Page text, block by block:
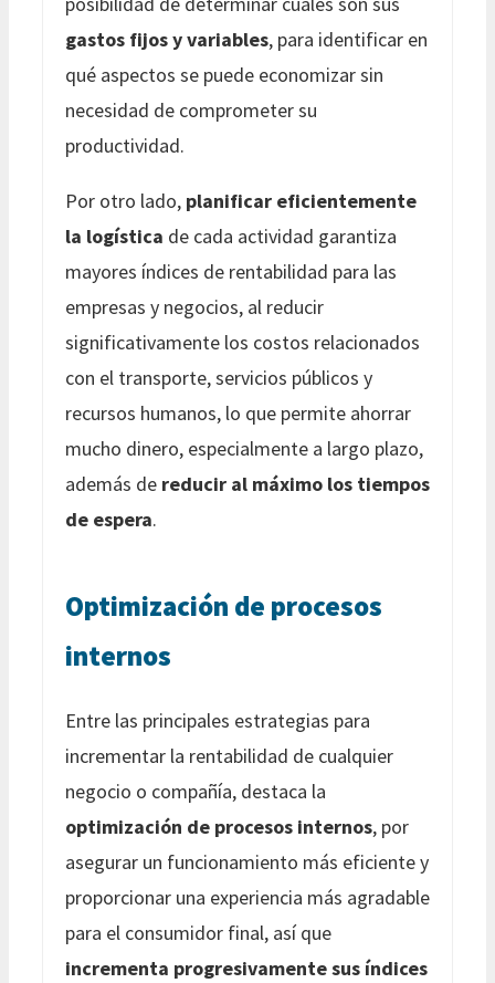
gastos fijos y variables, para identificar en
qué aspectos se puede economizar sin
necesidad de comprometer su
productividad.
Por otro lado, planificar eficientemente
la logística de cada actividad garantiza
mayores índices de rentabilidad para las
empresas y negocios, al reducir
significativamente los costos relacionados
con el transporte, servicios públicos y
recursos humanos, lo que permite ahorrar
mucho dinero, especialmente a largo plazo,
además de reducir al máximo los tiempos
de espera.
Optimización de procesos
internos
Entre las principales estrategias para
incrementar la rentabilidad de cualquier
negocio o compañía, destaca la
optimización de procesos internos, por
asegurar un funcionamiento más eficiente y
proporcionar una experiencia más agradable
para el consumidor final, así que
incrementa progresivamente sus índices